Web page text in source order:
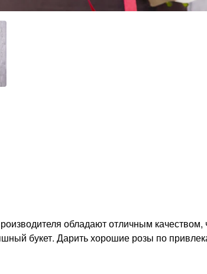
обладают отличным
букет. Дарить хорошие розы по